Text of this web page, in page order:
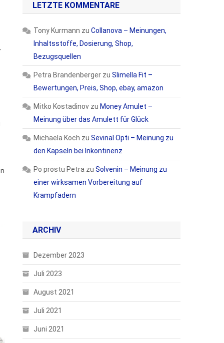
LETZTE KOMMENTARE
Tony Kurmann zuCollanova – Meinungen,
Inhaltsstoffe, Dosierung, Shop,
Bezugsquellen
Petra Brandenberger zuSlimella Fit –
Bewertungen, Preis, Shop, ebay, amazon
Mitko Kostadinov zu Money Amulet –
Meinung über das Amulett für Glück
Michaela Koch zuSevinal Opti – Meinung zu
den Kapseln bei Inkontinenz
Po prostu Petra zuSolvenin – Meinung zu
einer wirksamen Vorbereitung auf
Krampfadern
ARCHIV
Dezember 2023
Juli 2023
August 2021
Juli 2021
Juni 2021